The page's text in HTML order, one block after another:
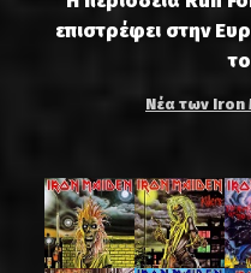
επιστρέφει στην
Νέα των Iron